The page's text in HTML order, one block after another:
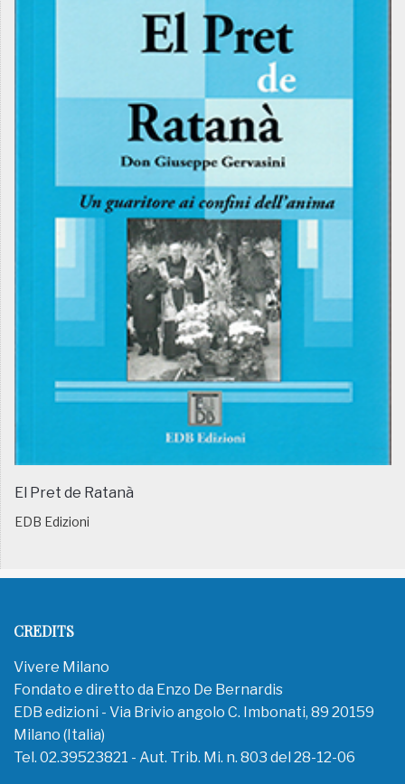
El Pret de Ratanà
EDB Edizioni
CREDITS
Vivere Milano
Fondato e diretto da Enzo De Bernardis
EDB edizioni - Via Brivio angolo C. Imbonati, 89 20159
Milano (Italia)
Tel. 02.39523821 - Aut. Trib. Mi. n. 803 del 28-12-06